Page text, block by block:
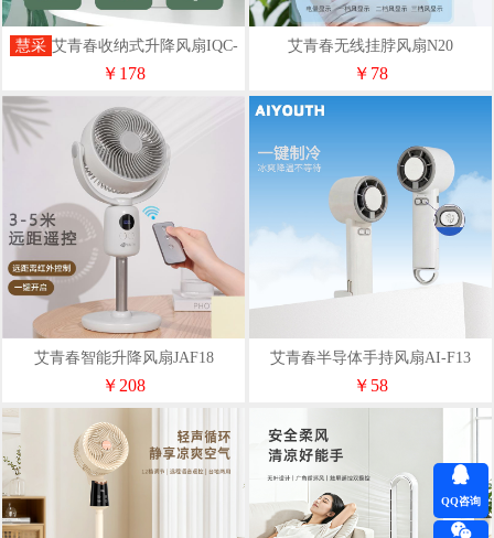
慧采 艾青春收纳式升降风扇IQC-
F7200B
￥178
艾青春无线挂脖风扇N20
￥78
艾青春智能升降风扇JAF18
￥208
艾青春半导体手持风扇AI-F13
￥58
QQ咨询